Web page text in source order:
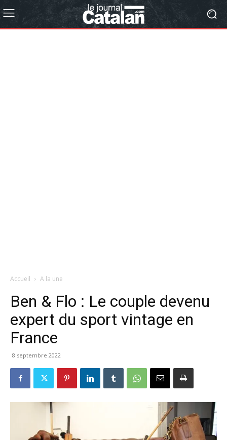
Accueil A la une
Ben & Flo : Le couple devenu
expert du sport vintage en
France
8 septembre 2022